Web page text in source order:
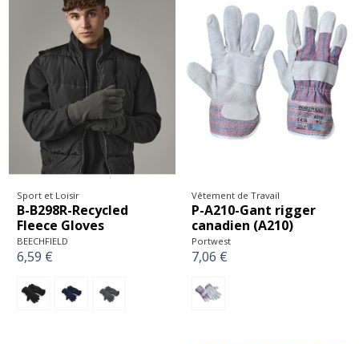
Sport et Loisir
B-B298R-Recycled
Fleece Gloves
BEECHFIELD
6,59 €
Vêtement de Travail
P-A210-Gant rigger
canadien (A210)
Portwest
7,06 €